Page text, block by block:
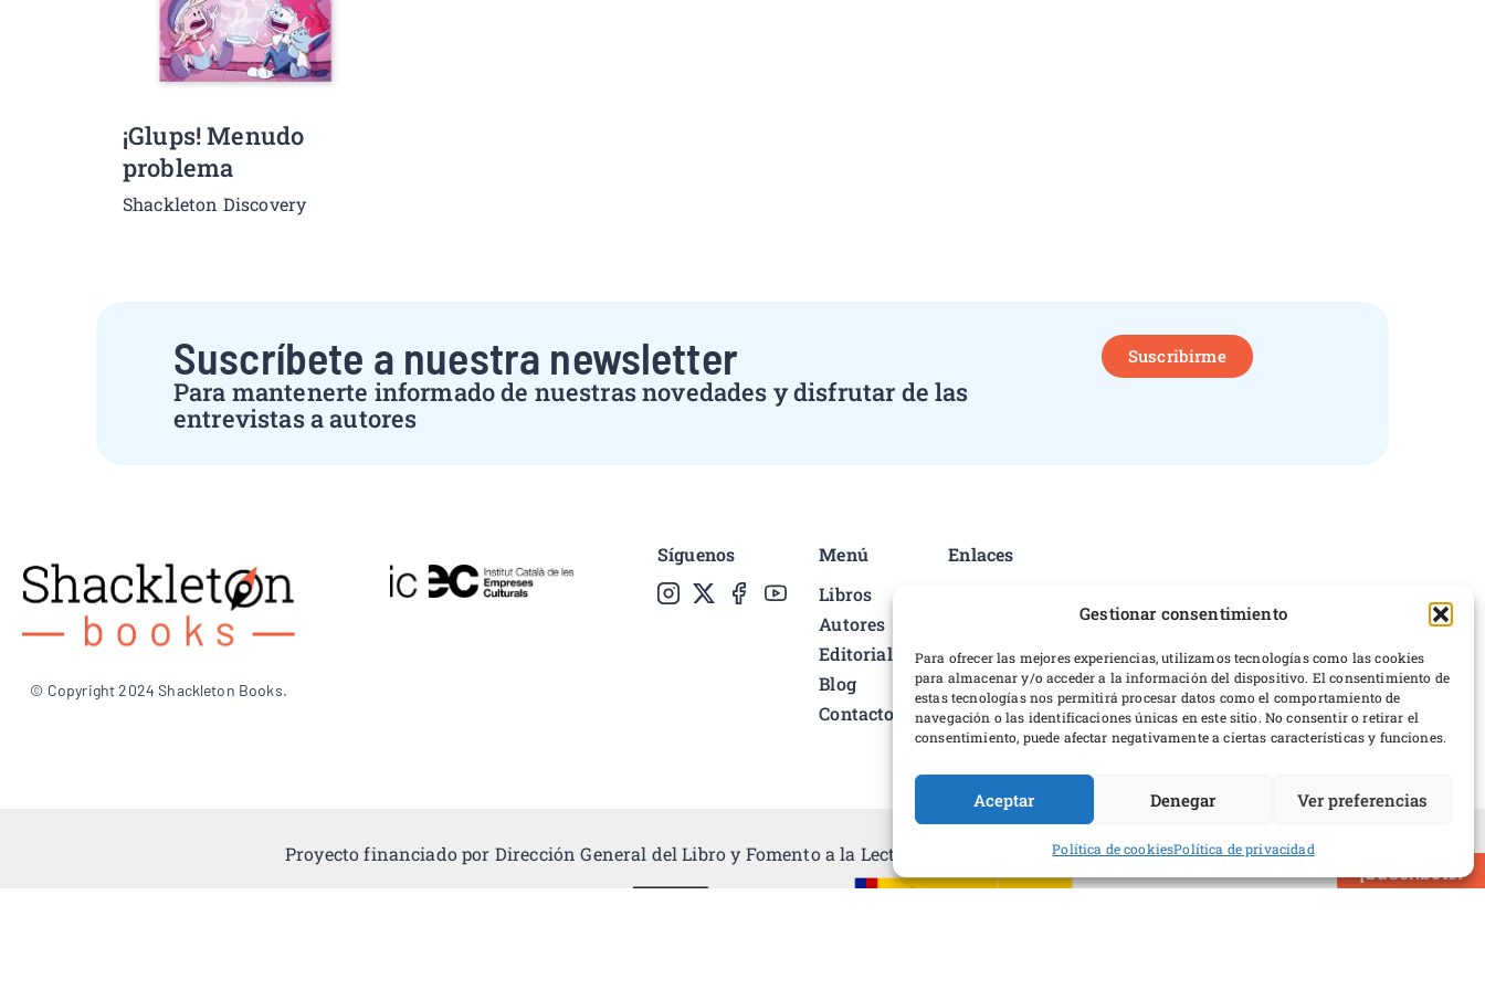
Gestionar consentimiento
Para ofrecer las mejores experiencias, utilizamos tecnologías como las cookies
para almacenar y/o acceder a la información del dispositivo. El consentimiento de
estas tecnologías nos permitirá procesar datos como el comportamiento de
navegación o las identificaciones únicas en este sitio. No consentir o retirar el
consentimiento, puede afectar negativamente a ciertas características y funciones.
Aceptar Denegar Ver preferencias
Política de cookiesPolítica de privacidad
¡Glups! Menudo
problema
Shackleton Discovery
Suscríbete a nuestra newsletter
Para mantenerte informado de nuestras novedades y disfrutar de las
entrevistas a autores
Suscribirme
© Copyright 2024 Shackleton Books.
Síguenos
Menú
Libros
Autores
Editorial
Blog
Contacto
Enlaces
Condiciones del servicio
Preferencias de cookies
Políticas de devoluciones y reembolsos
Desarrollo web
Proyecto financiado por Dirección General del Libro y Fomento a la Lectura, Ministerio de Cultura y Deporte
¡Suscríbete!